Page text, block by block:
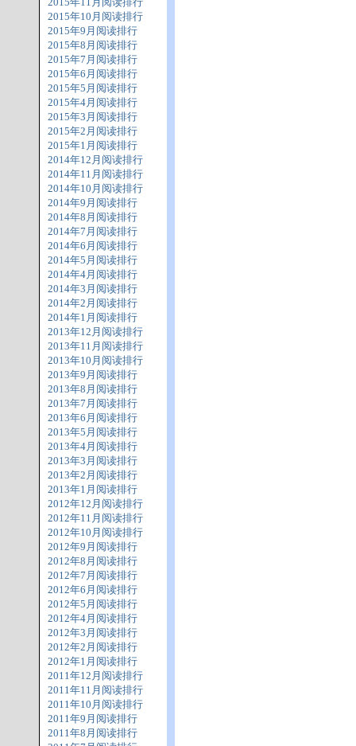
2015年10月阅读排行
2015年9月阅读排行
2015年8月阅读排行
2015年7月阅读排行
2015年6月阅读排行
2015年5月阅读排行
2015年4月阅读排行
2015年3月阅读排行
2015年2月阅读排行
2015年1月阅读排行
2014年12月阅读排行
2014年11月阅读排行
2014年10月阅读排行
2014年9月阅读排行
2014年8月阅读排行
2014年7月阅读排行
2014年6月阅读排行
2014年5月阅读排行
2014年4月阅读排行
2014年3月阅读排行
2014年2月阅读排行
2014年1月阅读排行
2013年12月阅读排行
2013年11月阅读排行
2013年10月阅读排行
2013年9月阅读排行
2013年8月阅读排行
2013年7月阅读排行
2013年6月阅读排行
2013年5月阅读排行
2013年4月阅读排行
2013年3月阅读排行
2013年2月阅读排行
2013年1月阅读排行
2012年12月阅读排行
2012年11月阅读排行
2012年10月阅读排行
2012年9月阅读排行
2012年8月阅读排行
2012年7月阅读排行
2012年6月阅读排行
2012年5月阅读排行
2012年4月阅读排行
2012年3月阅读排行
2012年2月阅读排行
2012年1月阅读排行
2011年12月阅读排行
2011年11月阅读排行
2011年10月阅读排行
2011年9月阅读排行
2011年8月阅读排行